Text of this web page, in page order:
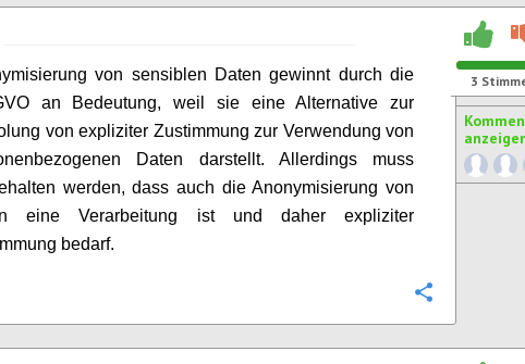
von sensiblen Daten gewinnt durch die
an Bedeutung, weil sie eine Alternative zur
von expliziter Zustimmung zur Verwendung von
Daten darstellt. Allerdings muss
werden, dass auch die Anonymisierung von
eine Verarbeitung ist und daher expliziter
bedarf.
3